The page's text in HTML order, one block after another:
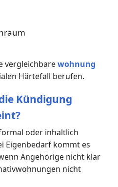
vergleichbarewohnung
Härtefall berufen.
Kündigung
oder inhaltlich
Eigenbedarf kommt es
Angehörige nicht klar
nicht